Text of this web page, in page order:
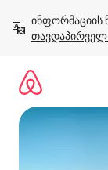
გადასვლა
თავდაპირველ